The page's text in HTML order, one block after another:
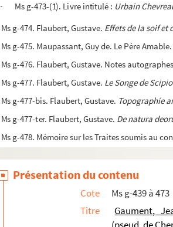
Ms g-473-(1). Livre intitulé : Urbain
Ms g-474. Flaubert, Gustave. Effets de la soif et
Ms g-475. Maupassant, Guy de. Le Père
Ms g-476. Flaubert, Gustave. Notes
Ms g-477. Flaubert, Gustave. Le Songe de
Ms g-477-bis. Flaubert, Gustave. Topographie
Ms g-477-ter. Flaubert, Gustave. De natura
Ms g-478. Mémoire sur les Traites soumis au
Ms g-480. Flaubert, Gustave. Notes
Ms g-481. Lorrain, Jean (pseud. de Duval,
Ms g-482. Willette, Adolphe Léon. Dessin
Présentation du contenu
Cote
Ms g-439 à 473
Titre
Gaument,